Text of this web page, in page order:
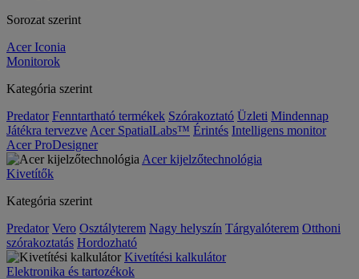
Sorozat szerint
Acer Iconia
Monitorok
Kategória szerint
Predator Fenntartható termékek Szórakoztató Üzleti Mindennap
Játékra tervezve Acer SpatialLabs™ Érintés Intelligens monitor
Acer ProDesigner
Acer kijelzőtechnológia
Kivetítők
Kategória szerint
Predator Vero Osztályterem Nagy helyszín Tárgyalóterem Otthoni
szórakoztatás Hordozható
Kivetítési kalkulátor
Elektronika és tartozékok